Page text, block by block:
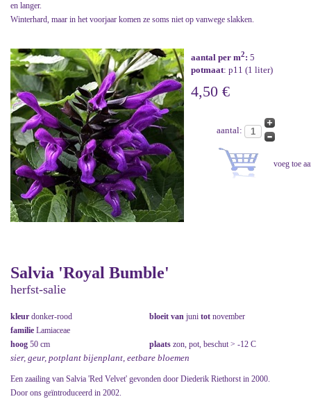
en langer.
Winterhard, maar in het voorjaar komen ze soms niet op vanwege slakken.
aantal per m2: 5
potmaat: p11 (1 liter)
4,50 €
aantal:
Salvia 'Royal Bumble'
herfst-salie
kleur donker-rood bloeit van juni tot november
familie Lamiaceae
hoog 50 cm plaats zon, pot, beschut > -12 C
sier, geur, potplant bijenplant, eetbare bloemen
Een zaailing van Salvia 'Red Velvet' gevonden door Diederik Riethorst in 2000.
Door ons geïntroduceerd in 2002.